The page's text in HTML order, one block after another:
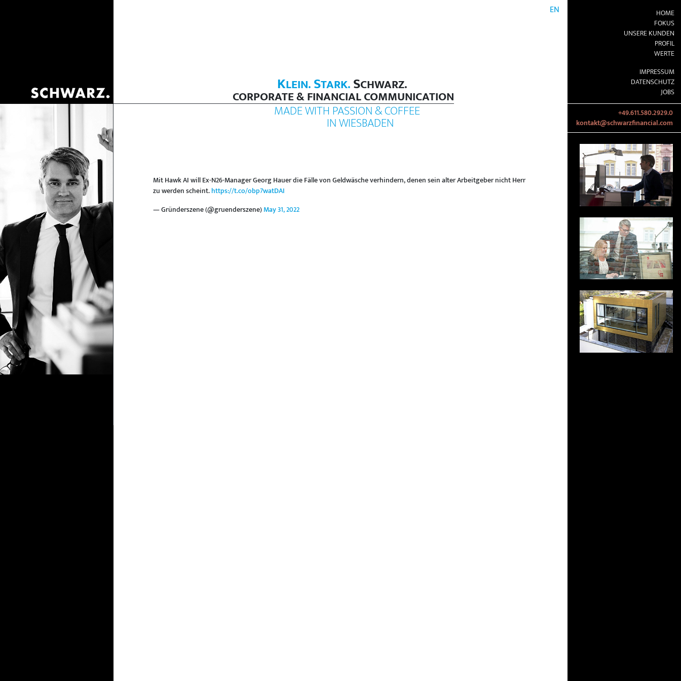
KLEIN.STARK.SCHWARZ.
CORPORATE & FINANCIAL COMMUNICATION
EN
HOME
FOKUS
UNSERE KUNDEN
PROFIL
WERTE
IMPRESSUM
DATENSCHUTZ
JOBS
MADE WITH PASSION & COFFEE
IN WIESBADEN
Mit Hawk AI will Ex-N26-Manager Georg Hauer die Fälle von Geldwäsche verhindern, denen sein alter Arbeitgeber nicht Herr
zu werden scheint.https://t.co/obp7watDAI
— Gründerszene (@gruenderszene)May 31, 2022
+49.611.580.2929.0
kontakt@schwarzfinancial.com